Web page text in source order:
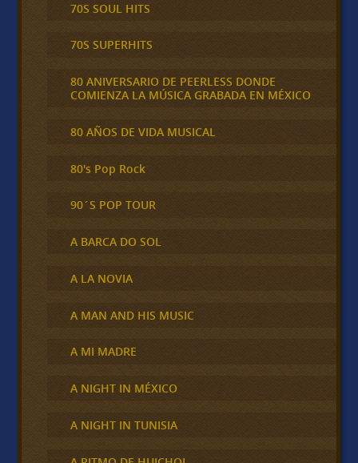
70S SOUL HITS
70S SUPERHITS
80 ANIVERSARIO DE PEERLESS DONDE
COMIENZA LA MÚSICA GRABADA EN MÉXICO
80 AÑOS DE VIDA MUSICAL
80's Pop Rock
90´S POP TOUR
A BARCA DO SOL
A LA NOVIA
A MAN AND HIS MUSIC
A MI MADRE
A NIGHT IN MÉXICO
A NIGHT IN TUNISIA